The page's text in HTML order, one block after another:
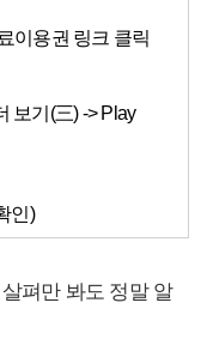
이용권 링크 클릭
보기(三) -> Play
인)
살펴만 봐도 정말 알